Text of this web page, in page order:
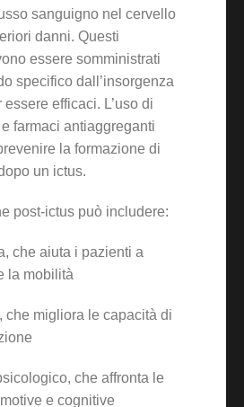
sanguigno nel cervello
danni. Questi
essere somministrati
specifico dall’insorgenza
efficaci. L’uso di
farmaci antiaggreganti
la formazione di
un ictus.
post-ictus può includere:
che aiuta i pazienti a
la mobilità
che migliora le capacità di
che affronta le
e cognitive